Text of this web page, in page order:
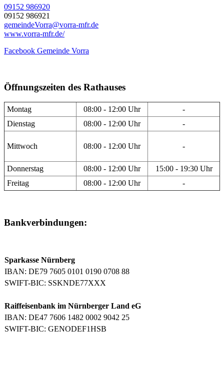
09152 986920
09152 986921
gemeindeVorra@vorra-mfr.de
www.vorra-mfr.de/
Facebook Gemeinde Vorra
Öffnungszeiten des Rathauses
Montag 08:00 - 12:00 Uhr
-
Dienstag
08:00 - 12:00 Uhr -
Mittwoch 08:00 - 12:00 Uhr -
Donnerstag 08:00 - 12:00 Uhr
15:00 - 19:30 Uhr
Freitag
08:00 - 12:00 Uhr -
Bankverbindungen:
Sparkasse Nürnberg
IBAN: DE79 7605 0101 0190 0708 88
SWIFT-BIC: SSKNDE77XXX
Raiffeisenbank im Nürnberger Land eG
IBAN: DE47 7606 1482 0002 9042 25
SWIFT-BIC: GENODEF1HSB